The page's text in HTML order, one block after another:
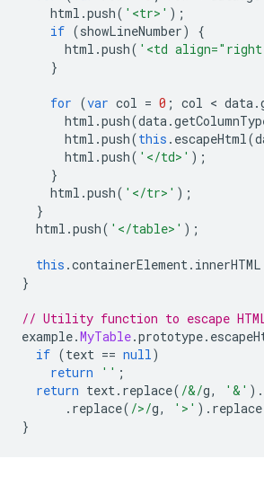
html .push( '<tr>' );
if (showLineNumber)
{
html .push( '<td
}
for (var col = 0 ; col < data.
html .push(data.
html .push(this . escapeHtml(
html .push( '</td>' );
}
html .push( '</tr>' );
}
html .push( '</table>' );
this .containerElement. innerHTML
}
// Utility function to escape
example.MyTable.prototype.
if (text == null)
return
'' ;
return text. replace( /&/g, '&' ).
. replace( />/g, '>' ). replace
}